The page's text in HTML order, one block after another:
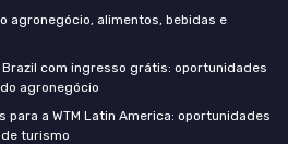
agronegócio, alimentos, bebidas e
com ingresso grátis: oportunidades
agronegócio
a WTM Latin America: oportunidades
turismo